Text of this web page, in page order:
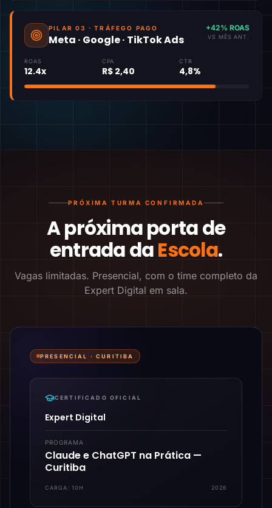
PILAR 03 · TRÁFEGO PAGO
Meta · Google · TikTok Ads
+42% ROAS
VS MÊS ANT.
ROAS
12.4x
CPA
R$ 2,40
CTR
4,8%
PRÓXIMA TURMA CONFIRMADA
A próxima porta de
entrada daEscola.
Vagas limitadas. Presencial, com o time completo da
Expert Digital em sala.
PRESENCIAL ·CURITIBA
CERTIFICADO OFICIAL
Expert Digital
PROGRAMA
Claude e ChatGPT na Prática —
Curitiba
CARGA:10H 2026